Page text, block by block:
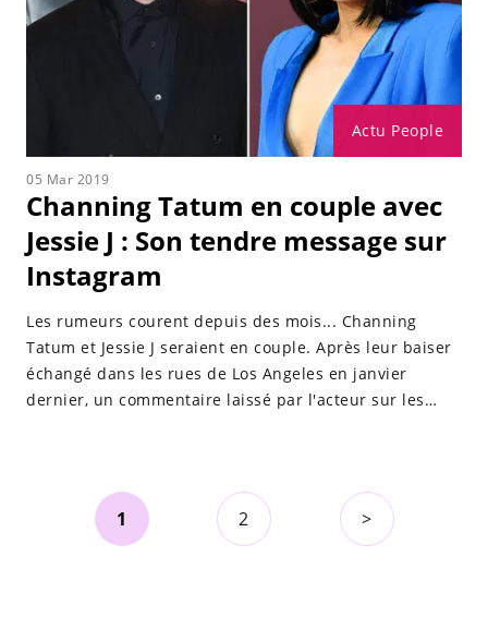
Actu People
05 Mar 2019
Channing Tatum en couple avec
Jessie J : Son tendre message sur
Instagram
Les rumeurs courent depuis des mois... Channing
Tatum et Jessie J seraient en couple. Après leur baiser
échangé dans les rues de Los Angeles en janvier
dernier, un commentaire laissé par l'acteur sur les
1 2 >